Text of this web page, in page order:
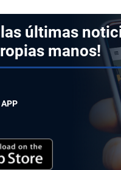
las últimas
manos!
APP